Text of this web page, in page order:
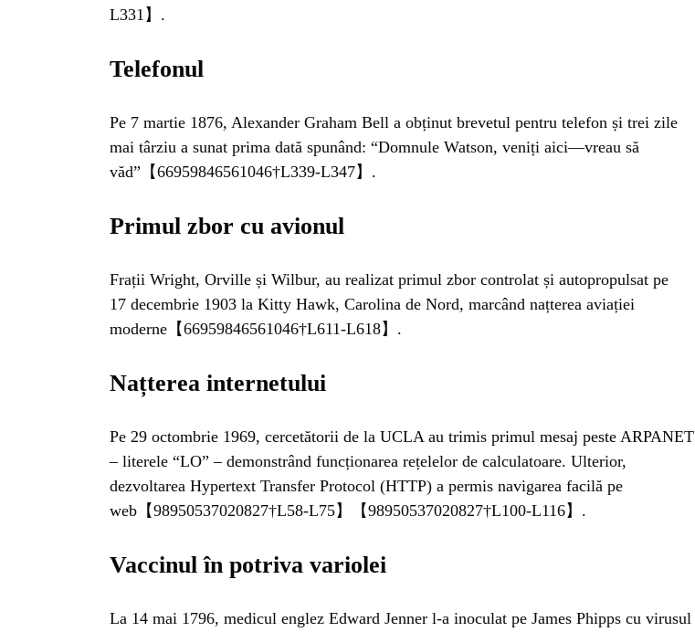
L331】.
Telefonul
Pe 7 martie 1876, Alexander Graham Bell a obținut brevetul pentru telefon și trei zile
mai târziu a sunat prima dată spunând: “Domnule Watson, veniți aici—vreau să
văd”【66959846561046†L339-L347】.
Primul zbor cu avionul
Frații Wright, Orville și Wilbur, au realizat primul zbor controlat și autopropulsat pe
17 decembrie 1903 la Kitty Hawk, Carolina de Nord, marcând națterea aviației
moderne【66959846561046†L611-L618】.
Națterea internetului
Pe 29 octombrie 1969, cercetătorii de la UCLA au trimis primul mesaj peste ARPANET
– literele “LO” – demonstrând funcționarea rețelelor de calculatoare. Ulterior,
dezvoltarea Hypertext Transfer Protocol (HTTP) a permis navigarea facilă pe
web【98950537020827†L58-L75】【98950537020827†L100-L116】.
Vaccinul în potriva variolei
La 14 mai 1796, medicul englez Edward Jenner l-a inoculat pe James Phipps cu virusul
HOME
BLOG
HOROSCOP
ENGLISH
CONTENT
TRAVEL
SANATATE SI
INGRIJIRE
ISTORIE